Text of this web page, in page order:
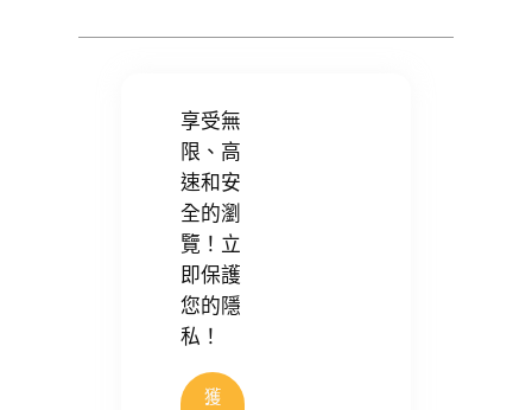
享受無
限、高
速和安
全的瀏
覽！立
即保護
您的隱
私！
獲